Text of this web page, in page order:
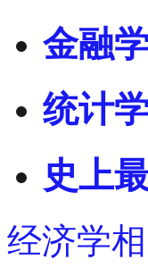
金融
统计
史上
经济学